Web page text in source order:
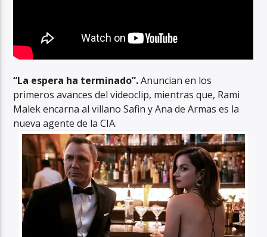
“La espera ha terminado”.Anuncian en los
primeros avances del videoclip, mientras que, Rami
Malek encarna al villano Safin y Ana de Armas es la
nueva agente de la CIA.